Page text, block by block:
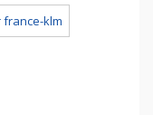
france-klm